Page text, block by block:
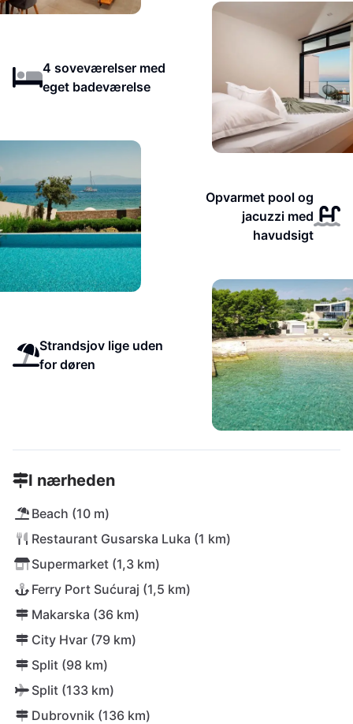
4 soveværelser med
eget badeværelse
Opvarmet pool og
jacuzzi med
havudsigt
Strandsjov lige uden
for døren
I nærheden
Beach (10 m)
Restaurant Gusarska Luka (1 km)
Supermarket (1,3 km)
Ferry Port Sućuraj (1,5 km)
Makarska (36 km)
City Hvar (79 km)
Split (98 km)
Split (133 km)
Dubrovnik (136 km)